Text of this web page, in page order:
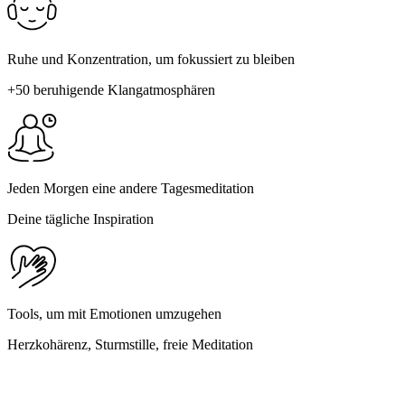
Ruhe und Konzentration, um fokussiert zu bleiben
+50 beruhigende Klangatmosphären
Jeden Morgen eine andere Tagesmeditation
Deine tägliche Inspiration
Tools, um mit Emotionen umzugehen
Herzkohärenz, Sturmstille, freie Meditation